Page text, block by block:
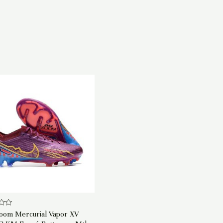
Mercurial Vapor XV